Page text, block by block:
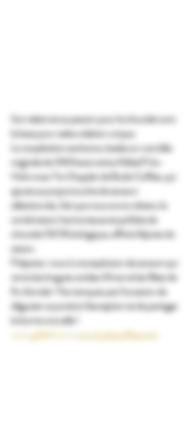
Son talent et sa passion pour le chocolat sont
la base pour cette création unique.
La coopération exclusive, basée sur une idée
originale de Will Kreutz entre Mikkel Friis-
Holm avec Tim Doppler de Budai Coffee, qui
ajoute sa propre touche de saveurs
sélectionnés, fait que nous avons obtenu la
combinaison harmonieuse et parfaite de
chocolat 100 % biologique, affiné d'épices de
saison.
Préparez-vous à une explosion de saveurs qui
ravira les longues soirées d'hiver et les fêtes de
fin d'année ! Ne manquez pas l'occasion de
déguster ce produit d'exception et de partager
la bonne nouvelle !
www.gellefra.lu
www.budaicoffee.com